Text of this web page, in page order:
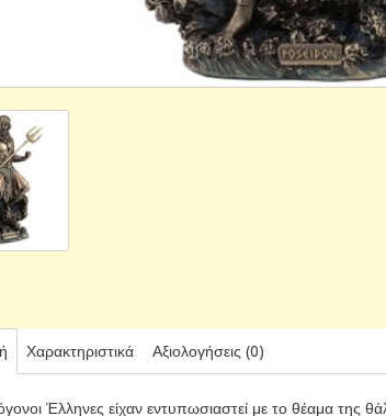
Χαρακτηριστικά Αξιολογήσεις (0)
Έλληνες είχαν εντυπωσιαστεί με το θέαμα της